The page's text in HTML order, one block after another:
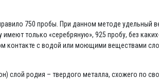
750 пробы. При данном методе удельный
только «серебряную», 925 пробу, без
контакте с водой или моющими веществами
слой родия – твердого металла, схожего по